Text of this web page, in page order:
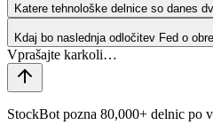
Katere tehnološke delnice so danes
Kdaj bo naslednja odločitev Fed o
StockBot pozna 80,000+ delnic po